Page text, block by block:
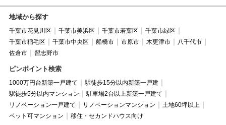
地域から探す
千葉市花見川区 千葉市美浜区 千葉市若葉区
千葉市緑区
千葉市稲毛区
千葉市中央区 船橋市 市原市 木更津市
八千代市
佐倉市
習志野市
ピンポイント検索
1000万円台新築一戸建て
駅徒歩15分以内新築一戸建
駅徒歩5分以内マンション
駐車場2台以上新築一戸建て
リノベーション一戸建て
リノベーションマンション
土地60坪以上
ペット可マンション
移住・セカンドハウス向け